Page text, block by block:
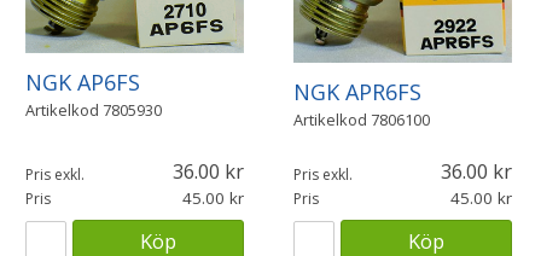
NGK AP6FS
Artikelkod 7805930
Pris exkl. 36.00
Pris 45.00
Köp
NGK APR6FS
Artikelkod 7806100
Pris exkl. 36.00
Pris 45.00
Köp